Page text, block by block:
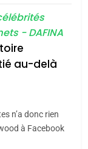
pays
- DAFINA
au-delà
n’a donc rien
à Facebook
–
de